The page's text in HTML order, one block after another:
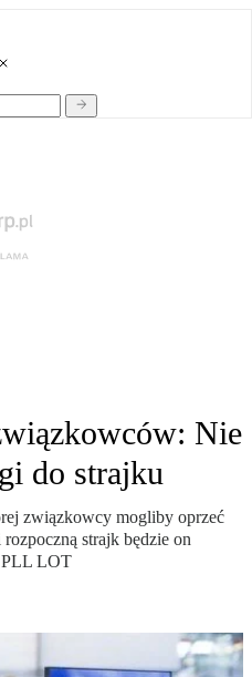
Nie
do strajku
związkowcy mogliby oprzeć
strajk będzie on
PLL LOT